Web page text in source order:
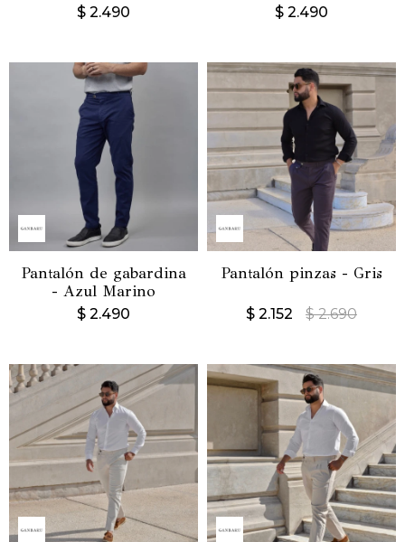
$ 2.490 $ 2.490
Pantalón de gabardina
- Azul Marino
$ 2.490
Pantalón pinzas - Gris
$ 2.152 $ 2.690